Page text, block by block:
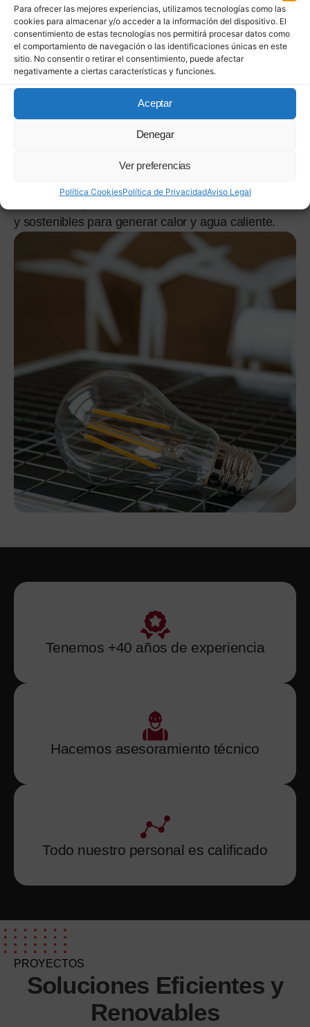
Para ofrecer las mejores experiencias, utilizamos tecnologías como las
cookies para almacenar y/o acceder a la información del dispositivo. El
consentimiento de estas tecnologías nos permitirá procesar datos como
el comportamiento de navegación o las identificaciones únicas en este
sitio. No consentir o retirar el consentimiento, puede afectar
negativamente a ciertas características y funciones.
Aceptar
Denegar
Ver preferencias
Política CookiesPolítica de PrivacidadAviso Legal
sostenible
Ofrecemos soluciones personalizadas en
calefacción, fontanería y gas, adaptadas a cada tipo
de vivienda.
Asesoramos sobre las mejores opciones del
energético y el uso de energías renovables.
y sostenibles para generar calor y agua caliente.
Tenemos +40 años de experiencia
Hacemos asesoramiento técnico
Todo nuestro personal es calificado
PROYECTOS
Soluciones Eficientes y
Renovables